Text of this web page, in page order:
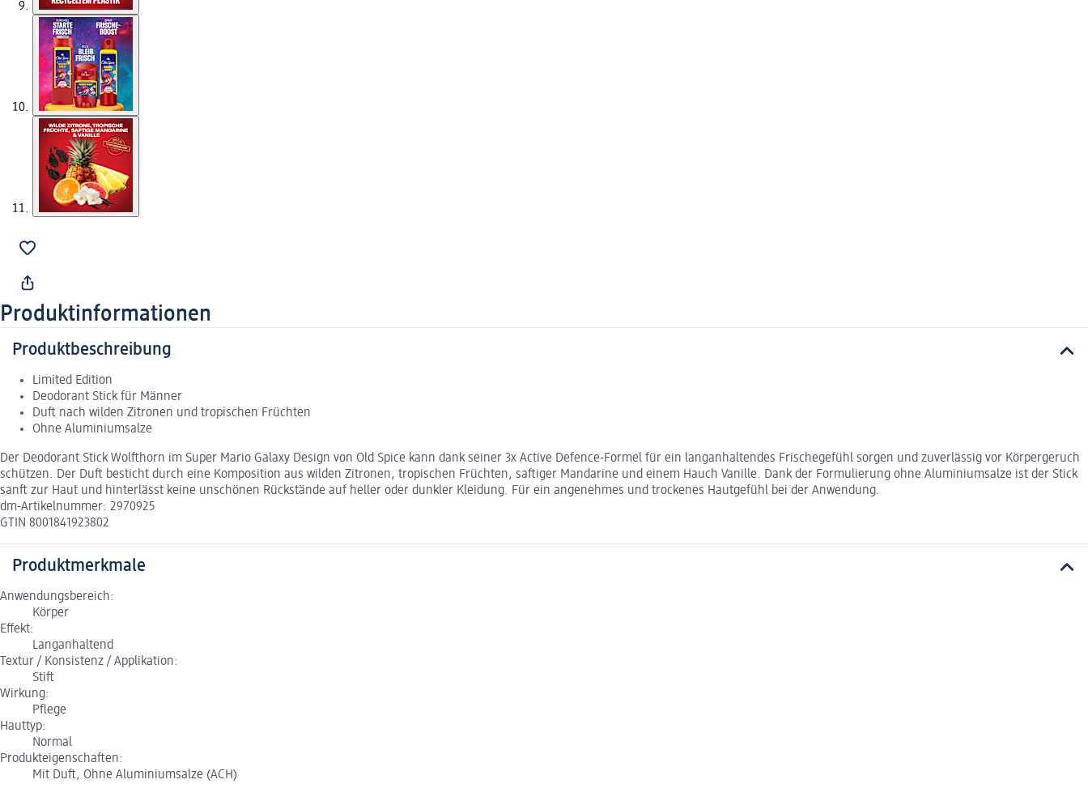
Produktinformationen
Produktbeschreibung
Limited Edition
Deodorant Stick für Männer
Duft nach wilden Zitronen und tropischen Früchten
Ohne Aluminiumsalze
Der Deodorant Stick Wolfthorn im Super Mario Galaxy Design von Old Spice kann dank seiner 3x Active Defence-Formel für ein langanhaltendes Frischegefühl sorgen und zuverlässig vor Körpergeruch
schützen. Der Duft besticht durch eine Komposition aus wilden Zitronen, tropischen Früchten, saftiger Mandarine und einem Hauch Vanille. Dank der Formulierung ohne Aluminiumsalze ist der Stick
sanft zur Haut und hinterlässt keine unschönen Rückstände auf heller oder dunkler Kleidung. Für ein angenehmes und trockenes Hautgefühl bei der Anwendung.
dm-Artikelnummer: 2970925
GTIN 8001841923802
Produktmerkmale
Anwendungsbereich:
Körper
Effekt:
Langanhaltend
Textur / Konsistenz / Applikation:
Stift
Wirkung:
Pflege
Hauttyp:
Normal
Produkteigenschaften:
Mit Duft, Ohne Aluminiumsalze (ACH)